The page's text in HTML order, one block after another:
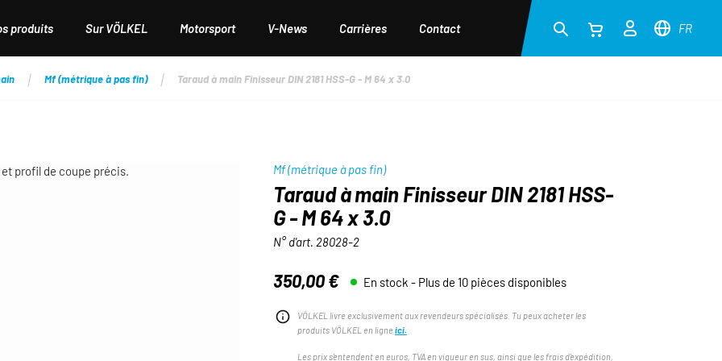
produits Sur VÖLKEL Motorsport V-News Carrières Contact FR
Mf (métrique à pas fin) Taraud à main Finisseur DIN 2181 HSS-G - M 64 x 3.0
Mf (métrique à pas fin)
Taraud à main Finisseur DIN 2181 HSS-
G - M 64 x 3.0
N° d'art. 28028-2
Prix régulier :
350,00 € En stock - Plus de 10 pièces disponibles
VÖLKEL livre exclusivement aux revendeurs spécialisés. Tu peux acheter les
produits VÖLKEL en ligne ici.
Les prix s'entendent en euros, TVA en vigueur en sus, ainsi que les frais d'expédition,